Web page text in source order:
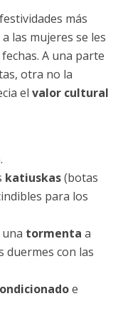
más
las mujeres se les
A una parte
otra no la
el valor cultural
.
katiuskas(botas
para los
tormenta a
duermes con las
e